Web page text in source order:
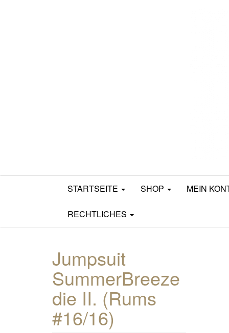
Mamili1910
STARTSEITE SHOP MEIN
RECHTLICHES
Jumpsuit
SummerBreeze
die II. (Rums
#16/16)